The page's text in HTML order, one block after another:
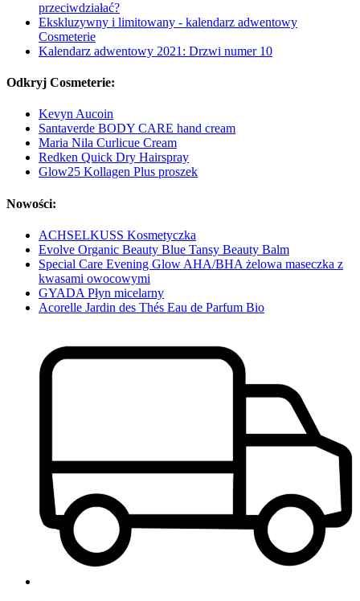
przeciwdziałać?
Ekskluzywny i limitowany - kalendarz adwentowy
Cosmeterie
Kalendarz adwentowy 2021: Drzwi numer 10
Odkryj Cosmeterie:
Kevyn Aucoin
Santaverde BODY CARE hand cream
Maria Nila Curlicue Cream
Redken Quick Dry Hairspray
Glow25 Kollagen Plus proszek
Nowości:
ACHSELKUSS Kosmetyczka
Evolve Organic Beauty Blue Tansy Beauty Balm
Special Care Evening Glow AHA/BHA żelowa maseczka z
kwasami owocowymi
GYADA Płyn micelarny
Acorelle Jardin des Thés Eau de Parfum Bio